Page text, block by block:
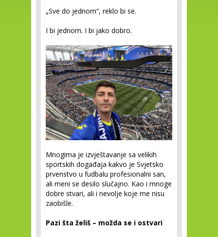
„Sve do jednom“, reklo bi se.
I bi jednom. I bi jako dobro.
Mnogima je izvještavanje sa velikih
sportskih događaja kakvo je Svjetsko
prvenstvo u fudbalu profesionalni san,
ali meni se desilo slučajno. Kao i mnoge
dobre stvari, ali i nevolje koje me nisu
zaobišle.
Pazi šta želiš – možda se i ostvari